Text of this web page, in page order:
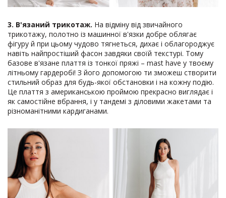
3. В'язаний трикотаж. На відміну від звичайного
трикотажу, полотно із машинної в'язки добре облягає
фігуру й при цьому чудово тягнеться, дихає і облагороджує
навіть найпростіший фасон завдяки своїй текстурі. Тому
базове в'язане плаття із тонкої пряжі – mast have у твоєму
літньому гардеробі! З його допомогою ти зможеш створити
стильний образ для будь-якої обстановки і на кожну подію.
Це плаття з американською проймою прекрасно виглядає і
як самостійне вбрання, і у тандемі з діловими жакетами та
різноманітними кардиганами.